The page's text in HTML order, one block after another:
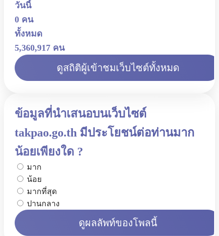
วันนี้
0 คน
ทั้งหมด
5,360,917 คน
ดูสถิติผู้เข้าชมเว็บไซต์ทั้งหมด
ข้อมูลที่นำเสนอบนเว็บไซต์
takpao.go.th มีประโยชน์ต่อท่านมาก
น้อยเพียงใด ?
มาก
น้อย
มากที่สุด
ปานกลาง
ดูผลลัพท์ของโพลนี้